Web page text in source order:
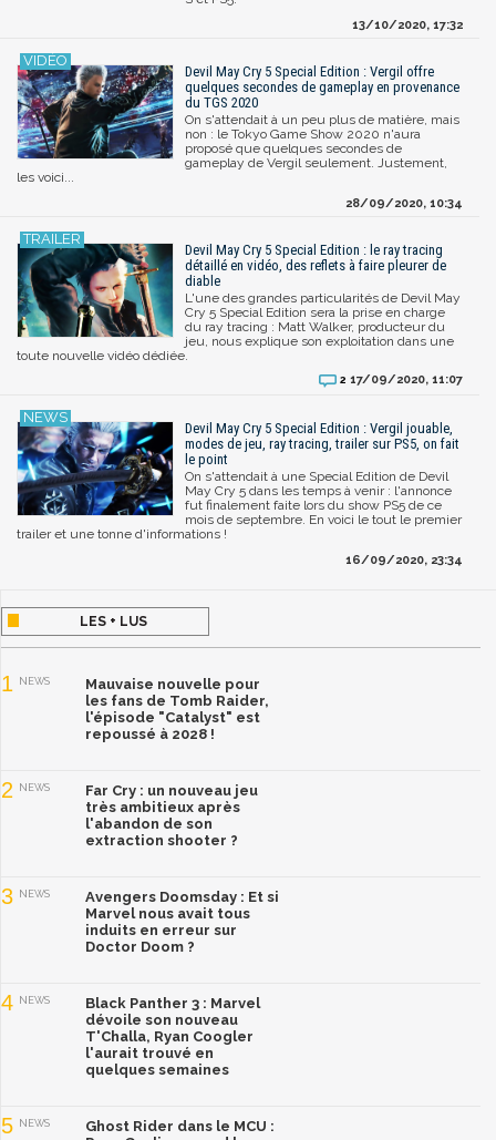
13/10/2020, 17:32
Devil May Cry 5 Special Edition : Vergil offre
quelques secondes de gameplay en provenance
du TGS 2020
On s'attendait à un peu plus de matière, mais
non : le Tokyo Game Show 2020 n'aura
proposé que quelques secondes de
gameplay de Vergil seulement. Justement,
les voici...
28/09/2020, 10:34
Devil May Cry 5 Special Edition : le ray tracing
détaillé en vidéo, des reflets à faire pleurer de
diable
L'une des grandes particularités de Devil May
Cry 5 Special Edition sera la prise en charge
du ray tracing : Matt Walker, producteur du
jeu, nous explique son exploitation dans une
toute nouvelle vidéo dédiée.
2 17/09/2020, 11:07
Devil May Cry 5 Special Edition : Vergil jouable,
modes de jeu, ray tracing, trailer sur PS5, on fait
le point
On s'attendait à une Special Edition de Devil
May Cry 5 dans les temps à venir : l'annonce
fut finalement faite lors du show PS5 de ce
mois de septembre. En voici le tout le premier
trailer et une tonne d'informations !
16/09/2020, 23:34
LES + LUS
1 NEWS
Mauvaise nouvelle pour
les fans de Tomb Raider,
l'épisode "Catalyst" est
repoussé à 2028 !
2 NEWS
Far Cry : un nouveau jeu
très ambitieux après
l'abandon de son
extraction shooter ?
3 NEWS
Avengers Doomsday : Et si
Marvel nous avait tous
induits en erreur sur
Doctor Doom ?
4 NEWS
Black Panther 3 : Marvel
dévoile son nouveau
T'Challa, Ryan Coogler
l'aurait trouvé en
quelques semaines
5 NEWS
Ghost Rider dans le MCU :